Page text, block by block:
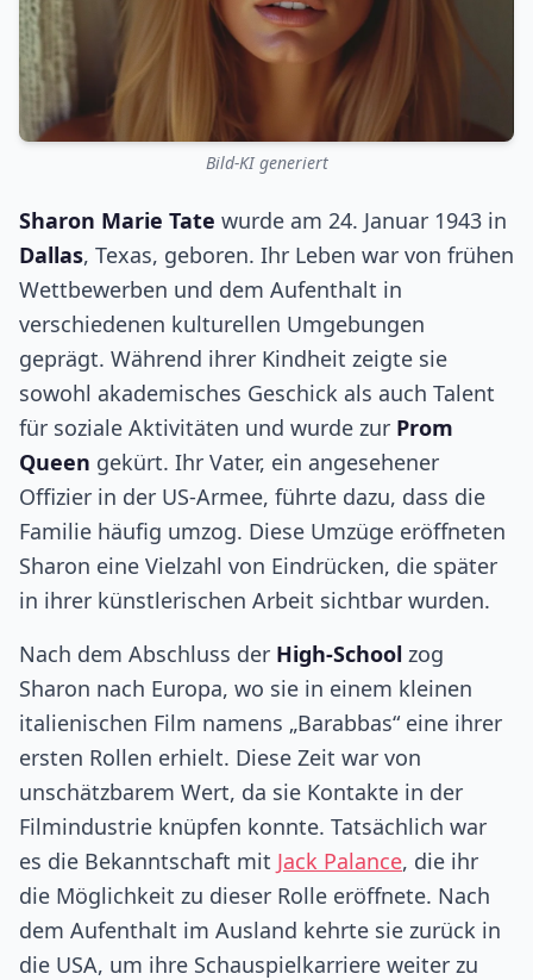
Bild-KI generiert
Sharon Marie Tate wurde am 24. Januar 1943 in
Dallas, Texas, geboren. Ihr Leben war von frühen
Wettbewerben und dem Aufenthalt in
verschiedenen kulturellen Umgebungen
geprägt. Während ihrer Kindheit zeigte sie
sowohl akademisches Geschick als auch Talent
für soziale Aktivitäten und wurde zur Prom
Queen gekürt. Ihr Vater, ein angesehener
Offizier in der US-Armee, führte dazu, dass die
Familie häufig umzog. Diese Umzüge eröffneten
Sharon eine Vielzahl von Eindrücken, die später
in ihrer künstlerischen Arbeit sichtbar wurden.
Nach dem Abschluss der High-School zog
Sharon nach Europa, wo sie in einem kleinen
italienischen Film namens „Barabbas“ eine ihrer
ersten Rollen erhielt. Diese Zeit war von
unschätzbarem Wert, da sie Kontakte in der
Filmindustrie knüpfen konnte. Tatsächlich war
es die Bekanntschaft mit Jack Palance, die ihr
die Möglichkeit zu dieser Rolle eröffnete. Nach
dem Aufenthalt im Ausland kehrte sie zurück in
die USA, um ihre Schauspielkarriere weiter zu